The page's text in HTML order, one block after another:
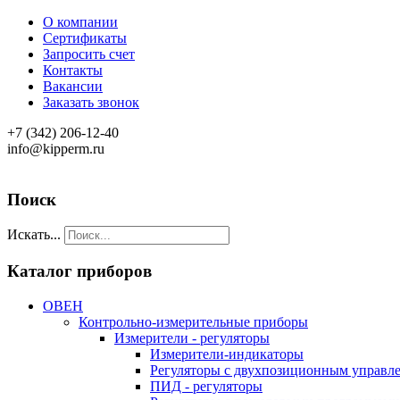
О компании
Сертификаты
Запросить счет
Контакты
Вакансии
Заказать звонок
+7 (342) 206-12-40
info@kipperm.ru
Поиск
Искать...
Каталог приборов
ОВЕН
Контрольно-измерительные приборы
Измерители - регуляторы
Измерители-индикаторы
Регуляторы с двухпозиционным
ПИД - регуляторы